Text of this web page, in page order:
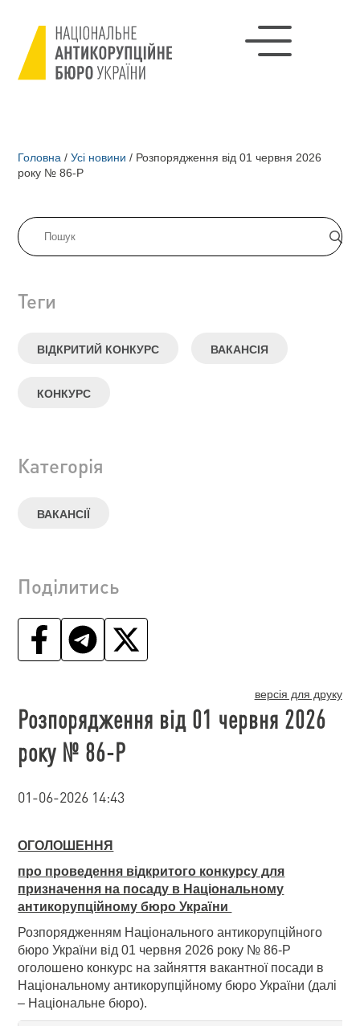
Головна / Усі новини / Розпорядження від 01 червня 2026
року № 86-Р
Теги
ВІДКРИТИЙ КОНКУРС ВАКАНСІЯ
КОНКУРС
Категорія
ВАКАНСІЇ
Поділитись
версія для друку
Розпорядження від 01 червня 2026
року № 86-Р
01-06-2026 14:43
ОГОЛОШЕННЯ
про проведення відкритого конкурсу для
призначення на посаду в Національному
антикорупційному бюро України
Розпорядженням Національного антикорупційного
бюро України від 01 червня 2026 року № 86-Р
оголошено конкурс на зайняття вакантної посади в
Національному антикорупційному бюро України (далі
– Національне бюро).